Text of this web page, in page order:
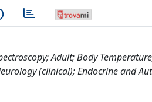
Adult; Body
(clinical); Endocrine and